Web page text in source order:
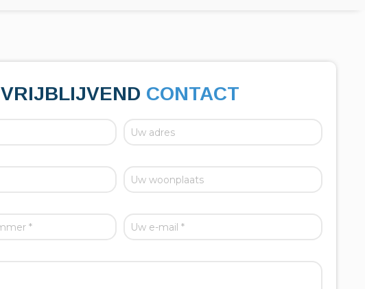
VRIJBLIJVEND CONTACT